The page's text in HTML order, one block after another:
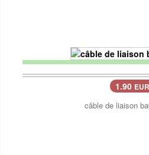
1.90 EUR
câble de liaison